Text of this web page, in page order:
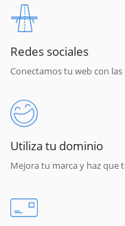
Redes sociales
Conectamos tu web con
Utiliza tu dominio
Mejora tu marca y haz que